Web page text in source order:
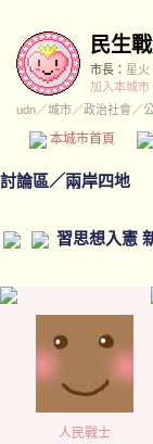
民生
市長： 星火
加入本城市
udn／城市／政治社會 ／
本城市首頁
討論區／兩岸四地
習思想入憲
人民戰士